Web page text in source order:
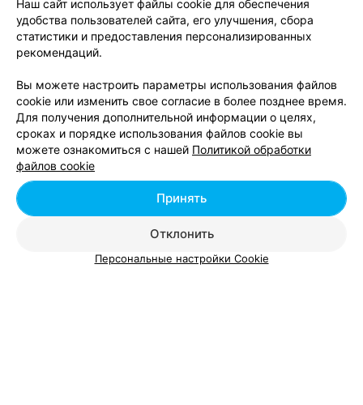
Солярии в м-р Уручье в Минске
Вам будет интересно
Салоны красоты в м-р Харьковская
Салоны красоты в м-р Новая Боровая в Минске
Наш сайт использует файлы cookie для обеспечения
удобства пользователей сайта, его улучшения, сбора
статистики и предоставления персонализированных
рекомендаций.
Вы можете настроить параметры использования файлов
cookie или изменить свое согласие в более позднее время.
Для получения дополнительной информации о целях,
сроках и порядке использования файлов cookie вы
можете ознакомиться с нашей Политикой обработки
файлов cookie
Отклонить
Принять
Персональные настройки Cookie